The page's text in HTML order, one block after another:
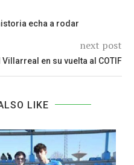
echa a rodar
next post
en su vuelta al COTIF
LIKE